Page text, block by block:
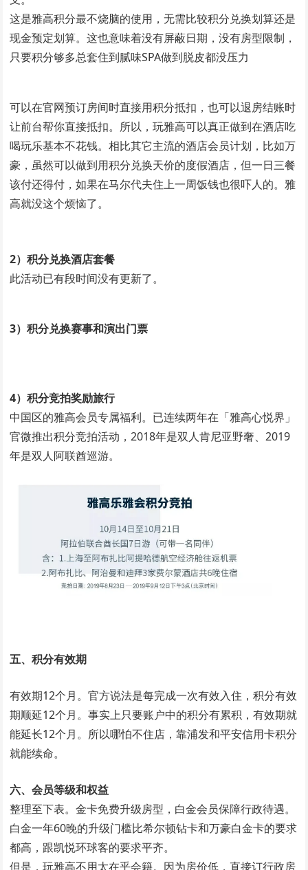
这是雅高积分最不烧脑的使用，无需比较积分兑换划算还是
现金预定划算。这也意味着没有屏蔽日期，没有房型限制，
只要积分够多总套住到腻味SPA做到脱皮都没压力
可以在官网预订房间时直接用积分抵扣，也可以退房结账时
让前台帮你直接抵扣。所以，玩雅高可以真正做到在酒店吃
喝玩乐基本不花钱。相比其它主流的酒店会员计划，比如万
豪，虽然可以做到用积分兑换天价的度假酒店，但一日三餐
该付还得付，如果在马尔代夫住上一周饭钱也很吓人的。雅
高就没这个烦恼了。
2）积分兑换酒店套餐
此活动已有段时间没有更新了。
3）积分兑换赛事和演出门票
4）积分竞拍奖励旅行
中国区的雅高会员专属福利。已连续两年在「雅高心悦界」
官微推出积分竞拍活动，2018年是双人肯尼亚野奢、2019
年是双人阿联酋巡游。
五、积分有效期
有效期12个月。官方说法是每完成一次有效入住，积分有效
期顺延12个月。事实上只要账户中的积分有累积，有效期就
能延长12个月。所以哪怕不住店，靠浦发和平安信用卡积分
就能续命。
六、会员等级和权益
整理至下表。金卡免费升级房型，白金会员保障行政待遇。
白金一年60晚的升级门槛比希尔顿钻卡和万豪白金卡的要求
都高，跟凯悦环球客的要求平齐。
但是，玩雅高不用太在乎会籍。因为房价低，直接订行政房